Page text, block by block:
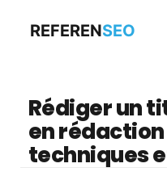
REFERENSEO
Rédiger un
en rédaction
techniques